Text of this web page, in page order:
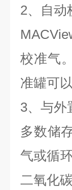
2、自动
校准气
准罐可
3、与外
多数储
气或循
二氧化